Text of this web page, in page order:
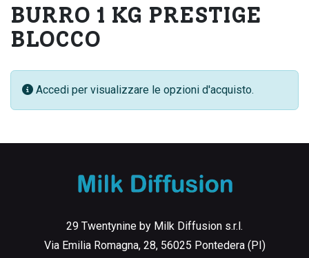
BURRO 1 KG PRESTIGE
BLOCCO
Accedi per visualizzare le opzioni d'acquisto.
29 Twentynine by Milk Diffusion s.r.l.
Via Emilia Romagna, 28, 56025 Pontedera (PI)